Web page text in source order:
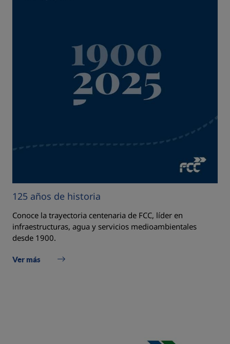
125 años de historia
Conoce la trayectoria centenaria de FCC, líder en
infraestructuras, agua y servicios medioambientales
desde 1900.
Ver más